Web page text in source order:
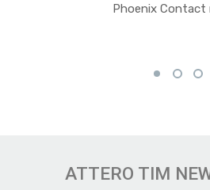
Phoenix Contact
ATTERO TIM